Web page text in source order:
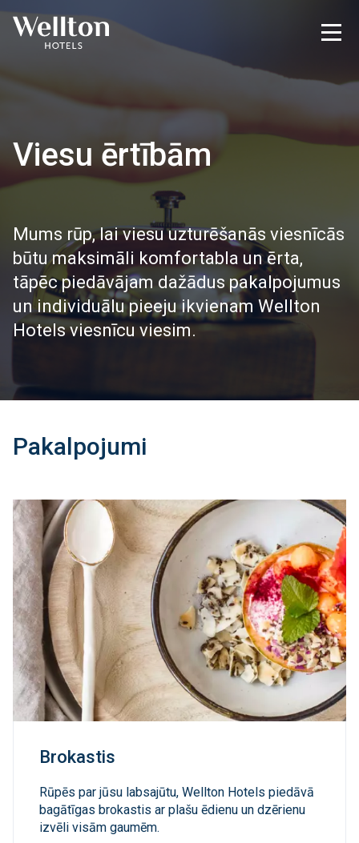
Viesu ērtībām
Mums rūp, lai viesu uzturēšanās viesnīcās
būtu maksimāli komfortabla un ērta,
tāpēc piedāvājam dažādus pakalpojumus
un individuālu pieeju ikvienam Wellton
Hotels viesnīcu viesim.
Pakalpojumi
Brokastis
Rūpēs par jūsu labsajūtu, Wellton Hotels piedāvā
bagātīgas brokastis ar plašu ēdienu un dzērienu
izvēli visām gaumēm.